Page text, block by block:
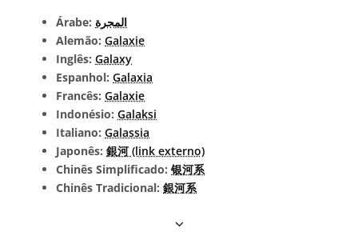
Árabe: المجرة
Alemão: Galaxie
Inglês: Galaxy
Espanhol: Galaxia
Francês: Galaxie
Indonésio: Galaksi
Italiano: Galassia
Japonês: 銀河 (link externo)
Chinês Simplificado: 银河系
Chinês Tradicional: 銀河系